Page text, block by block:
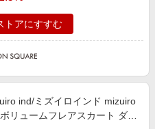
トアにすすむ
ind/ミズイロインド mizuiro
リュームフレアスカート ダー